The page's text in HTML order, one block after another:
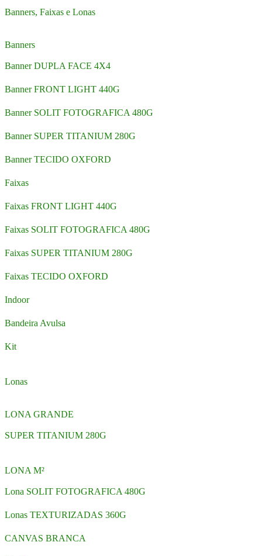
Banners, Faixas e Lonas
Banners
Banner DUPLA FACE 4X4
Banner FRONT LIGHT 440G
Banner SOLIT FOTOGRAFICA 480G
Banner SUPER TITANIUM 280G
Banner TECIDO OXFORD
Faixas
Faixas FRONT LIGHT 440G
Faixas SOLIT FOTOGRAFICA 480G
Faixas SUPER TITANIUM 280G
Faixas TECIDO OXFORD
Indoor
Bandeira Avulsa
Kit
Lonas
LONA GRANDE
SUPER TITANIUM 280G
LONA M²
Lona SOLIT FOTOGRAFICA 480G
Lonas TEXTURIZADAS 360G
CANVAS BRANCA